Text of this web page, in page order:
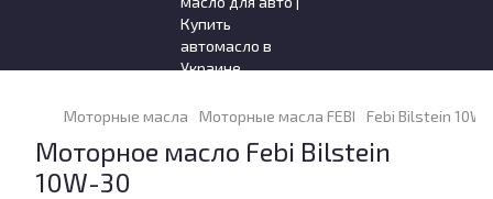
Моторные масла Моторные масла FEBI Febi Bilstein 10W-
Моторное масло Febi Bilstein
10W-30